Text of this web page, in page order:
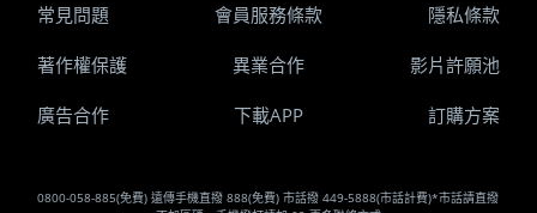
0800-058-885(免費) 遠傳手機直撥 888(免費) 市話撥 449-5888(市話計費)*市話請直撥
常見問題 會員服務條款 隱私條款
著作權保護 異業合作 影片許願池
廣告合作 下載APP 訂購方案